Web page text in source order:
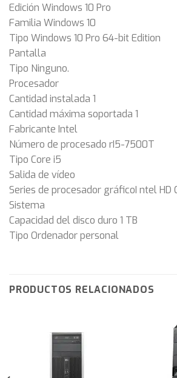
Edición Windows 10 Pro
Familia Windows 10
Tipo Windows 10 Pro 64-bit Edition
Pantalla
Tipo Ninguno.
Procesador
Cantidad instalada 1
Cantidad máxima soportada 1
Fabricante Intel
Número de procesado rI5-7500T
Tipo Core i5
Salida de vídeo
Series de procesador gráficoI ntel HD
Sistema
Capacidad del disco duro 1 TB
Tipo Ordenador personal
PRODUCTOS RELACIONADOS